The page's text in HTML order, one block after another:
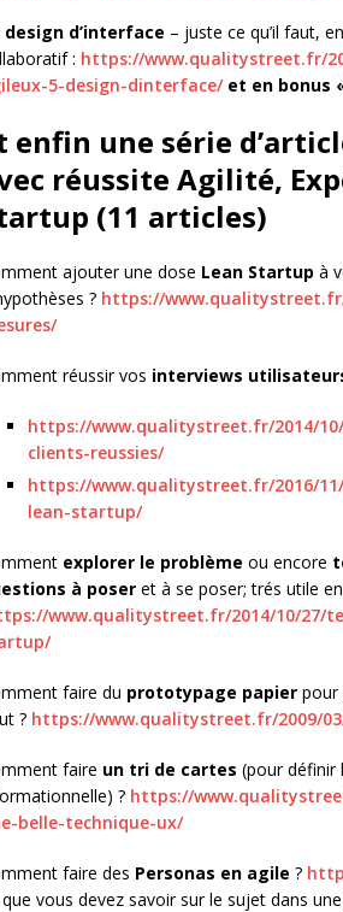
design d’interface – juste ce qu’il faut,
: https://www.qualitystreet.fr/
5-design-dinterface/ et en bonus
enfin une série
réussite Agilité,
(11 articles)
ajouter une dose Lean Startup à
? https://
réussir vos interviews
https://www.qualitystreet.fr/2014/
clients-reussies/
https://www.qualitystreet.fr/2016/
lean-startup/
explorer le problème ou encore
à poser et à se poser; trés utile
www.qualitystreet.fr/2014/10/
faire du prototypage papier pour
? https://www.qualitystreet.fr/2009/
faire un tri de cartes (pour définir
? https://
belle-technique-ux/
faire des Personas en agile ?
vous devez savoir sur le sujet dans